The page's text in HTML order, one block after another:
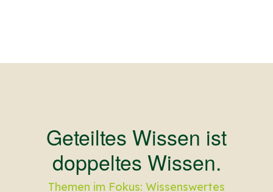
Geteiltes Wissen ist
doppeltes Wissen.
Themen im Fokus: Wissenswertes